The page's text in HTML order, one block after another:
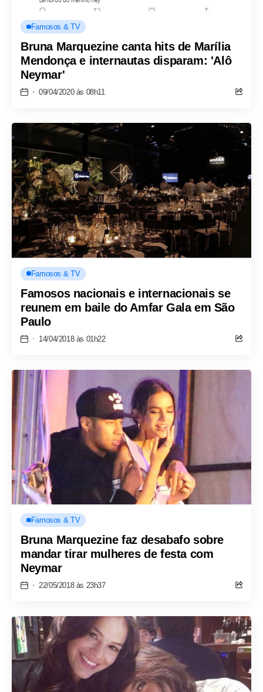
Famosos & TV
Bruna Marquezine canta hits de Marília
Mendonça e internautas disparam: 'Alô
Neymar'
09/04/2020 às 08h11
Famosos & TV
Famosos nacionais e internacionais se
reunem em baile do Amfar Gala em São
Paulo
14/04/2018 às 01h22
Famosos & TV
Bruna Marquezine faz desabafo sobre
mandar tirar mulheres de festa com
Neymar
22/05/2018 às 23h37